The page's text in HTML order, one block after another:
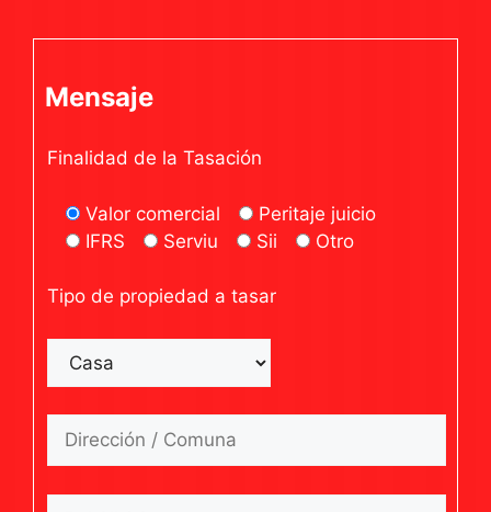
Mensaje
Finalidad de la Tasación
Valor comercial
Peritaje juicio
IFRS
Serviu Sii Otro
Tipo de propiedad a tasar